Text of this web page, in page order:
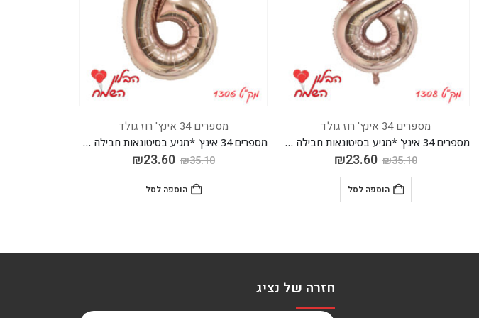
מספרים 34 אינץ' רוז גולד
מספרים 34 אינץ' *מגיע בסיטונאות חבילה של 5 יח'*
₪35.10
₪23.60
הוספה לסל
מספרים 34 אינץ' רוז גולד
מספרים 34 אינץ' *מגיע בסיטונאות חבילה של 5 יח'*
₪35.10
₪23.60
הוספה לסל
חזרה של נציג